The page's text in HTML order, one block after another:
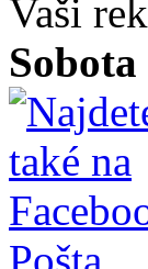
Sobota